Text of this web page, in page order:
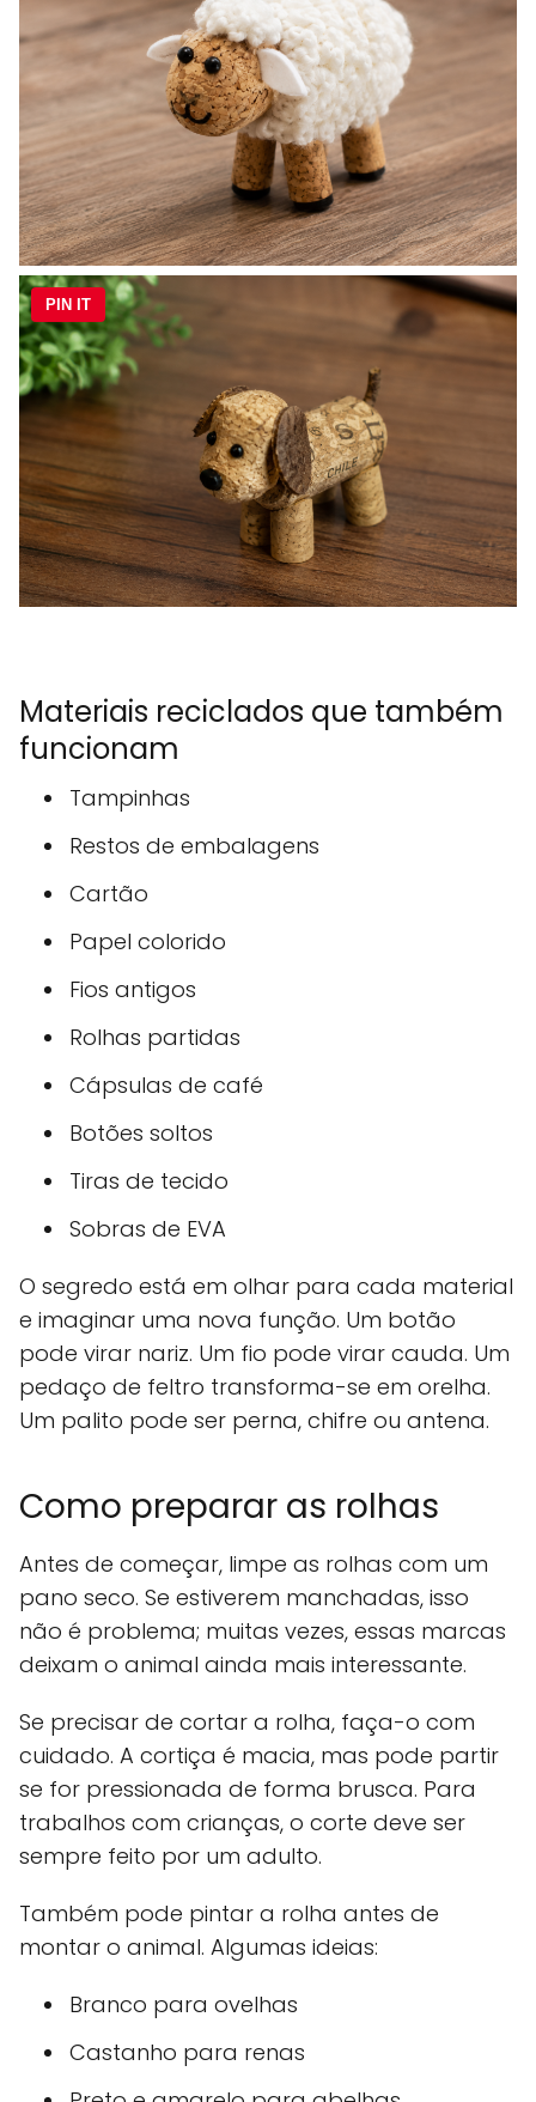
PIN IT
Materiais reciclados que também
funcionam
Tampinhas
Restos de embalagens
Cartão
Papel colorido
Fios antigos
Rolhas partidas
Cápsulas de café
Botões soltos
Tiras de tecido
Sobras de EVA
O segredo está em olhar para cada material
e imaginar uma nova função. Um botão
pode virar nariz. Um fio pode virar cauda. Um
pedaço de feltro transforma-se em orelha.
Um palito pode ser perna, chifre ou antena.
Como preparar as rolhas
Antes de começar, limpe as rolhas com um
pano seco. Se estiverem manchadas, isso
não é problema; muitas vezes, essas marcas
deixam o animal ainda mais interessante.
Se precisar de cortar a rolha, faça-o com
cuidado. A cortiça é macia, mas pode partir
se for pressionada de forma brusca. Para
trabalhos com crianças, o corte deve ser
sempre feito por um adulto.
Também pode pintar a rolha antes de
montar o animal. Algumas ideias:
Branco para ovelhas
Castanho para renas